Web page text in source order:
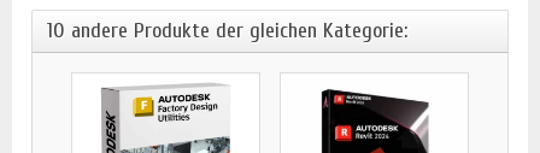
10 andere Produkte der gleichen Kategorie: